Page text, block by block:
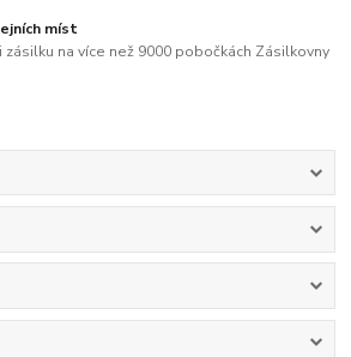
míst
zásilku na více než 9000 pobočkách Zásilkovny